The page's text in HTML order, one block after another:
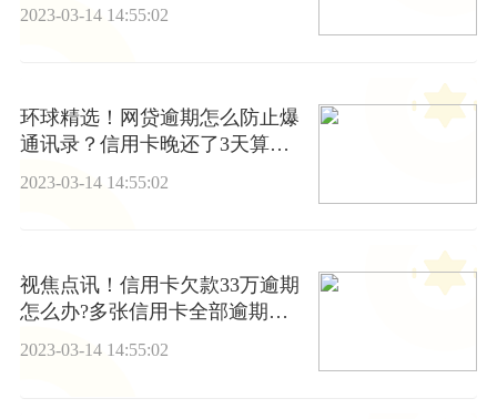
2023-03-14 14:55:02
环球精选！网贷逾期怎么防止爆
通讯录？信用卡晚还了3天算逾
2023-03-14 14:55:02
视焦点讯！信用卡欠款33万逾期
怎么办?多张信用卡全部逾期应
该怎么办?
2023-03-14 14:55:02